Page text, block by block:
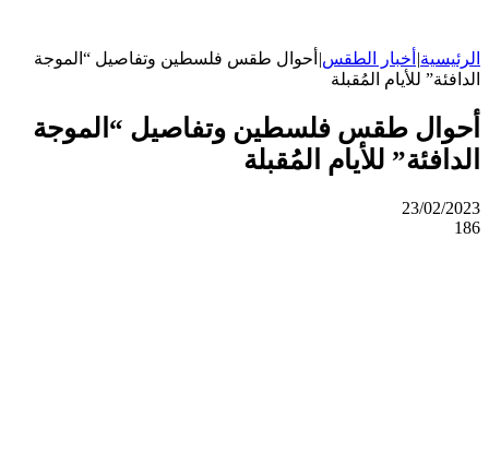
الرئيسية| أخبار الطقس| أحوال طقس فلسطين وتفاصيل “الموجة
الدافئة” للأيام المُقبلة
أحوال طقس فلسطين وتفاصيل “الموجة
الدافئة” للأيام المُقبلة
23/02/2023
186